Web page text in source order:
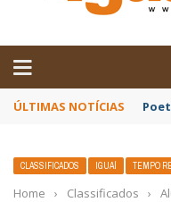
ÚLTIMAS NOTÍCIAS
CLASSIFICADOS IGUAÍ TEMPO
Home › Classificados ›